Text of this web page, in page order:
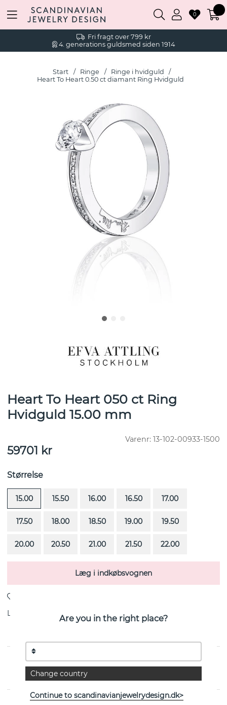
Fri fragt over 799 kr
4. generations guldsmed siden 1914
0
Start Ringe
Ringe i hvidguld
Heart To Heart 0.50 ct diamant Ring Hvidguld
Heart To Heart 050 ct Ring
Hvidguld 15.00 mm
Varenr: 13-102-00933-1500
59701 kr
Størrelse
15.00 15.50 16.00 16.50 17.00
17.50 18.00 18.50 19.00 19.50
20.00 20.50 21.00 21.50 22.00
Læg i indkøbsvognen
Levering: Bestillingsvare 4-6 uger
Heart To Heart er en diamantring (0.50 ct) i 18k
Hvidguld fra svenske Efva Attling
Are you in the right place?
Change country
Continue to scandinavianjewelrydesign.dk>